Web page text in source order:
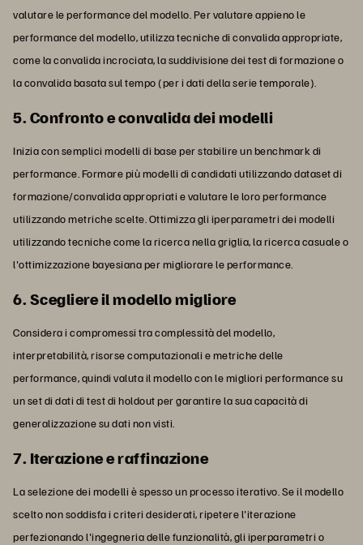
valutare le performance del modello. Per valutare appieno le
performance del modello, utilizza tecniche di convalida appropriate,
come la convalida incrociata, la suddivisione dei test di formazione o
la convalida basata sul tempo (per i dati della serie temporale).
5. Confronto e convalida dei modelli
Inizia con semplici modelli di base per stabilire un benchmark di
performance. Formare più modelli di candidati utilizzando dataset di
formazione/convalida appropriati e valutare le loro performance
utilizzando metriche scelte. Ottimizza gli iperparametri dei modelli
utilizzando tecniche come la ricerca nella griglia, la ricerca casuale o
l'ottimizzazione bayesiana per migliorare le performance.
6. Scegliere il modello migliore
Considera i compromessi tra complessità del modello,
interpretabilità, risorse computazionali e metriche delle
performance, quindi valuta il modello con le migliori performance su
un set di dati di test di holdout per garantire la sua capacità di
generalizzazione su dati non visti.
7. Iterazione e raffinazione
La selezione dei modelli è spesso un processo iterativo. Se il modello
scelto non soddisfa i criteri desiderati, ripetere l'iterazione
perfezionando l'ingegneria delle funzionalità, gli iperparametri o